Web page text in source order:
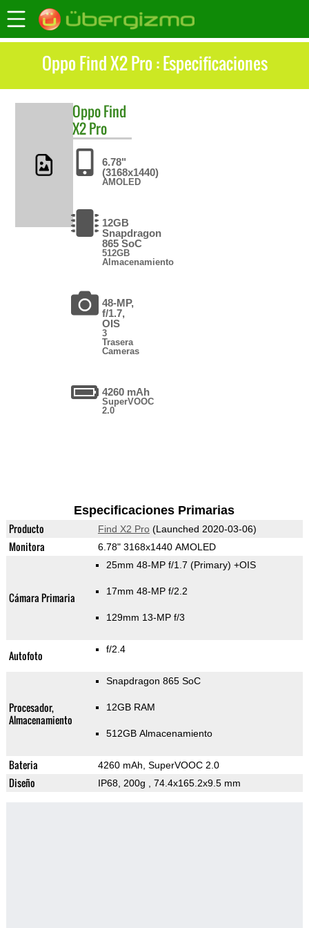
Oppo Find X2 Pro : Especificaciones
OppoFind
X2 Pro
6.78"
(3168x1440)
AMOLED
12GB
Snapdragon
865 SoC
512GB
Almacenamiento
48-MP,
f/1.7,
OIS
3
Trasera
Cameras
4260 mAh
SuperVOOC
2.0
Especificaciones Primarias
Producto Find X2 Pro(Launched 2020-03-06)
Monitora 6.78" 3168x1440 AMOLED
Cámara Primaria
25mm 48-MP f/1.7 (Primary) +OIS
17mm 48-MP f/2.2
129mm 13-MP f/3
Autofoto f/2.4
Procesador,
Almacenamiento
Snapdragon 865 SoC
12GB RAM
512GB Almacenamiento
Bateria 4260 mAh, SuperVOOC 2.0
Diseño IP68, 200g , 74.4x165.2x9.5 mm